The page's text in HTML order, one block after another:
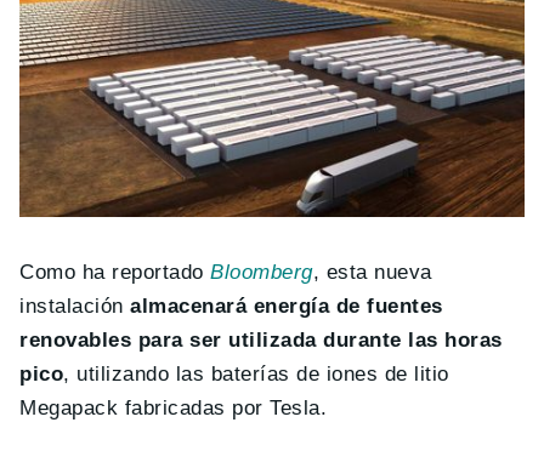
Como ha reportadoBloomberg, esta nueva
instalaciónalmacenará energía de fuentes
renovables para ser utilizada durante las horas
pico, utilizando las baterías de iones de litio
Megapack fabricadas por Tesla.